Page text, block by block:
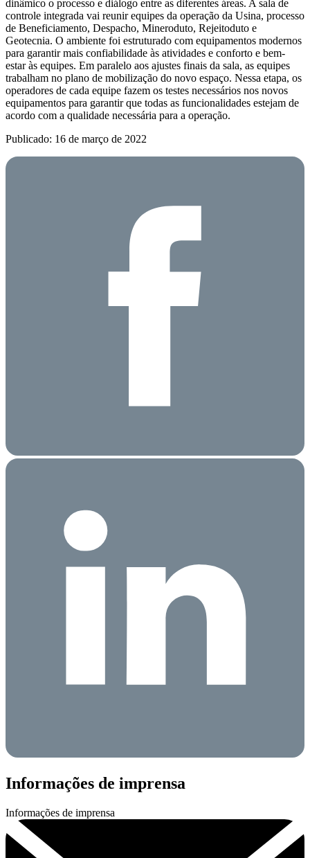
dinâmico o processo e diálogo entre as diferentes áreas. A sala de
controle integrada vai reunir equipes da operação da Usina, processo
de Beneficiamento, Despacho, Mineroduto, Rejeitoduto e
Geotecnia. O ambiente foi estruturado com equipamentos modernos
para garantir mais confiabilidade às atividades e conforto e bem-
estar às equipes. Em paralelo aos ajustes finais da sala, as equipes
trabalham no plano de mobilização do novo espaço. Nessa etapa, os
operadores de cada equipe fazem os testes necessários nos novos
equipamentos para garantir que todas as funcionalidades estejam de
acordo com a qualidade necessária para a operação.
Publicado: 16 de março de 2022
Informações de imprensa
Informações de imprensa